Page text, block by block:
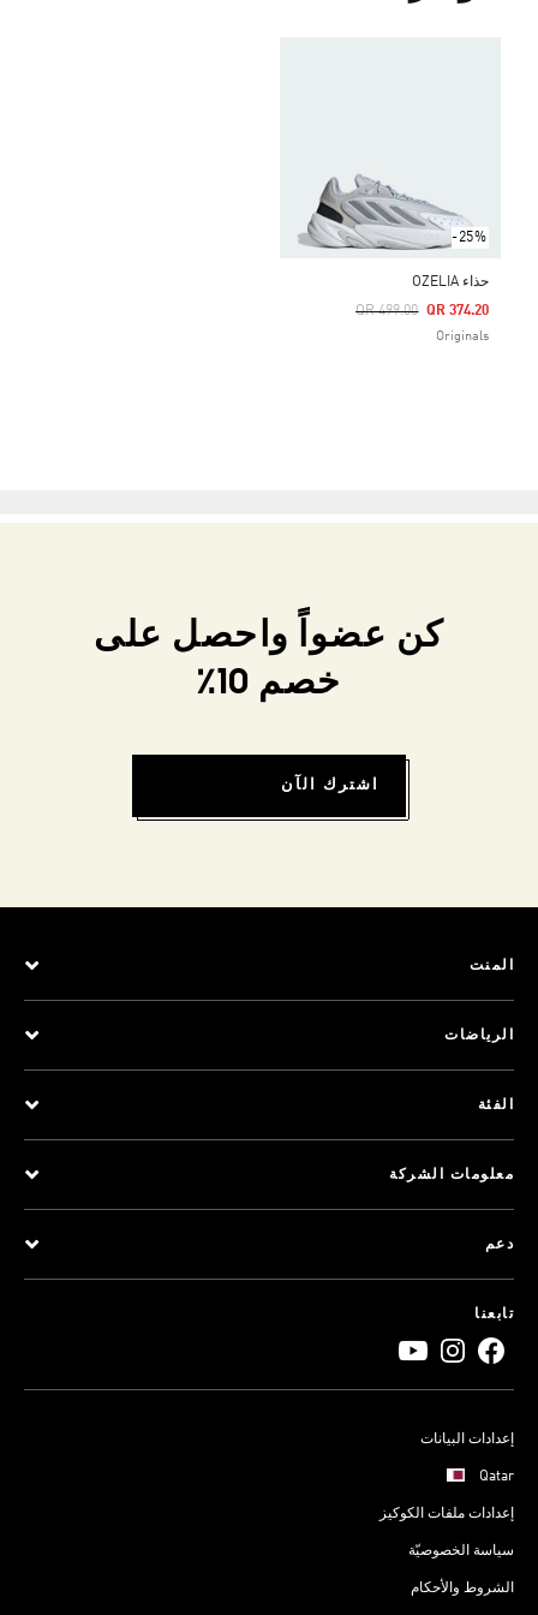
-25%
حذاء OZELIA
Price Reduced From
QR 499.00
To QR 374.20
Originals
كن عضواً واحصل على
خصم 10٪
اشترك الآن
المنت
الرياضات
الفئة
معلومات الشركة
دعم
تابعنا
إعدادات البيانات
Qatar
إعدادات ملفات الكوكيز
سياسة الخصوصيّة
الشروط والأحكام